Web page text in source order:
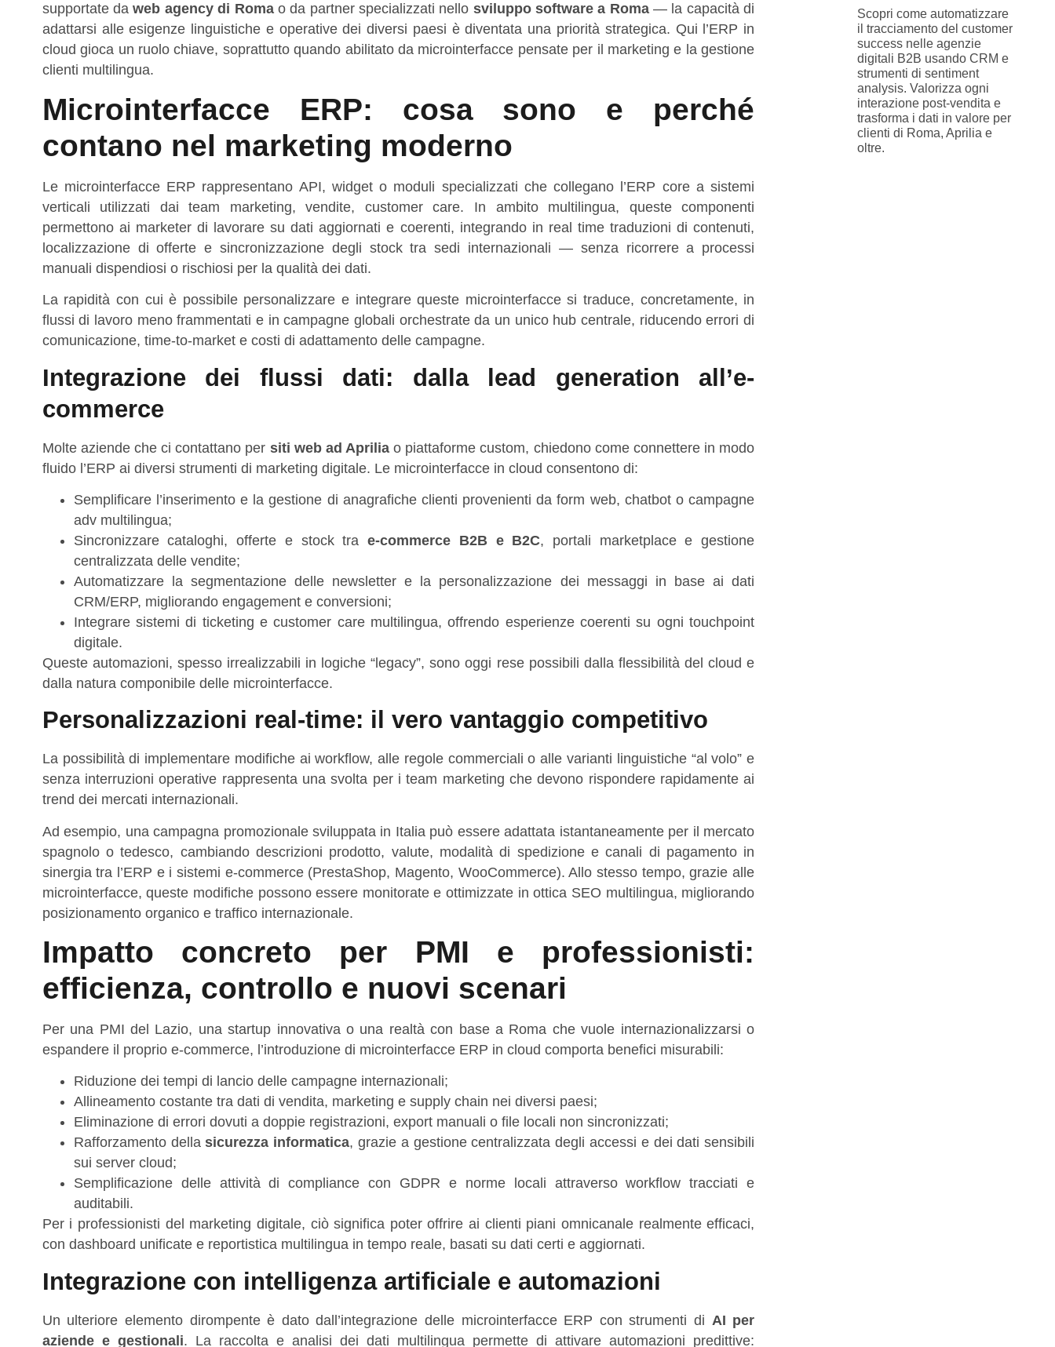
supportate daweb agency di Romao da partner specializzati nello sviluppo software a Roma— la capacità di
adattarsi alle esigenze linguistiche e operative dei diversi paesi è diventata una priorità strategica. Qui l’ERP in
cloud gioca un ruolo chiave, soprattutto quando abilitato da microinterfacce pensate per il marketing e la gestione
clienti multilingua.
Microinterfacce ERP: cosa sono e perché
contano nel marketing moderno
Le microinterfacce ERP rappresentano API, widget o moduli specializzati che collegano l’ERP core a sistemi
verticali utilizzati dai team marketing, vendite, customer care. In ambito multilingua, queste componenti
permettono ai marketer di lavorare su dati aggiornati e coerenti, integrando in real time traduzioni di contenuti,
localizzazione di offerte e sincronizzazione degli stock tra sedi internazionali — senza ricorrere a processi
manuali dispendiosi o rischiosi per la qualità dei dati.
La rapidità con cui è possibile personalizzare e integrare queste microinterfacce si traduce, concretamente, in
flussi di lavoro meno frammentati e in campagne globali orchestrate da un unico hub centrale, riducendo errori di
comunicazione, time-to-market e costi di adattamento delle campagne.
Integrazione dei flussi dati: dalla lead generation all’e-
commerce
Molte aziende che ci contattano per siti web ad Aprilia o piattaforme custom, chiedono come connettere in modo
fluido l’ERP ai diversi strumenti di marketing digitale. Le microinterfacce in cloud consentono di:
Semplificare l’inserimento e la gestione di anagrafiche clienti provenienti da form web, chatbot o campagne
adv multilingua;
Sincronizzare cataloghi, offerte e stock trae-commerce B2B e B2C, portali marketplace e gestione
centralizzata delle vendite;
Automatizzare la segmentazione delle newsletter e la personalizzazione dei messaggi in base ai dati
CRM/ERP, migliorando engagement e conversioni;
Integrare sistemi di ticketing e customer care multilingua, offrendo esperienze coerenti su ogni touchpoint
digitale.
Queste automazioni, spesso irrealizzabili in logiche “legacy”, sono oggi rese possibili dalla flessibilità del cloud e
dalla natura componibile delle microinterfacce.
Personalizzazioni real-time: il vero vantaggio competitivo
La possibilità di implementare modifiche ai workflow, alle regole commerciali o alle varianti linguistiche “al volo” e
senza interruzioni operative rappresenta una svolta per i team marketing che devono rispondere rapidamente ai
trend dei mercati internazionali.
Ad esempio, una campagna promozionale sviluppata in Italia può essere adattata istantaneamente per il mercato
spagnolo o tedesco, cambiando descrizioni prodotto, valute, modalità di spedizione e canali di pagamento in
sinergia tra l’ERP e i sistemi e-commerce (PrestaShop, Magento, WooCommerce). Allo stesso tempo, grazie alle
microinterfacce, queste modifiche possono essere monitorate e ottimizzate in ottica SEO multilingua, migliorando
posizionamento organico e traffico internazionale.
Impatto concreto per PMI e professionisti:
efficienza, controllo e nuovi scenari
Per una PMI del Lazio, una startup innovativa o una realtà con base a Roma che vuole internazionalizzarsi o
espandere il proprio e-commerce, l’introduzione di microinterfacce ERP in cloud comporta benefici misurabili:
Riduzione dei tempi di lancio delle campagne internazionali;
Allineamento costante tra dati di vendita, marketing e supply chain nei diversi paesi;
Eliminazione di errori dovuti a doppie registrazioni, export manuali o file locali non sincronizzati;
Rafforzamento dellasicurezza informatica, grazie a gestione centralizzata degli accessi e dei dati sensibili
sui server cloud;
Semplificazione delle attività di compliance con GDPR e norme locali attraverso workflow tracciati e
auditabili.
Per i professionisti del marketing digitale, ciò significa poter offrire ai clienti piani omnicanale realmente efficaci,
con dashboard unificate e reportistica multilingua in tempo reale, basati su dati certi e aggiornati.
Integrazione con intelligenza artificiale e automazioni
Un ulteriore elemento dirompente è dato dall’integrazione delle microinterfacce ERP con strumenti di AI per
aziende e gestionali. La raccolta e analisi dei dati multilingua permette di attivare automazioni predittive:
Scopri come automatizzare
il tracciamento del customer
success nelle agenzie
digitali B2B usando CRM e
strumenti di sentiment
analysis. Valorizza ogni
interazione post-vendita e
trasforma i dati in valore per
clienti di Roma, Aprilia e
oltre.